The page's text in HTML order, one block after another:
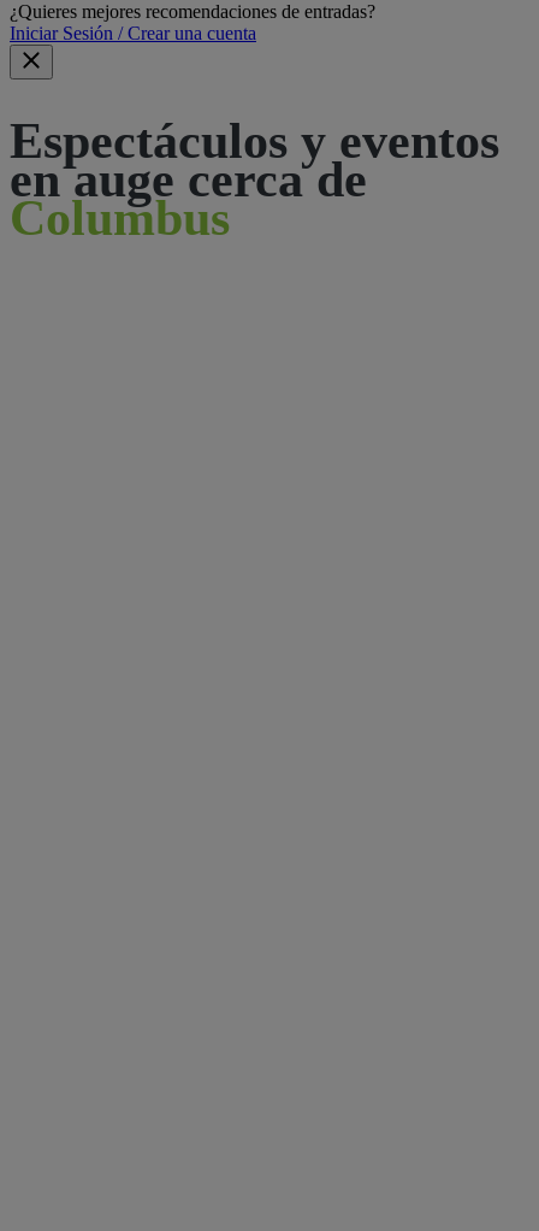
¿Quieres mejores recomendaciones de entradas?
Iniciar Sesión / Crear una cuenta
Espectáculos y eventos
en auge cerca de
Columbus